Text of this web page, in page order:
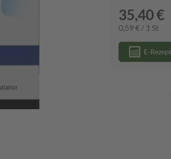
35,40 €
0,59 € / 1 St
E-